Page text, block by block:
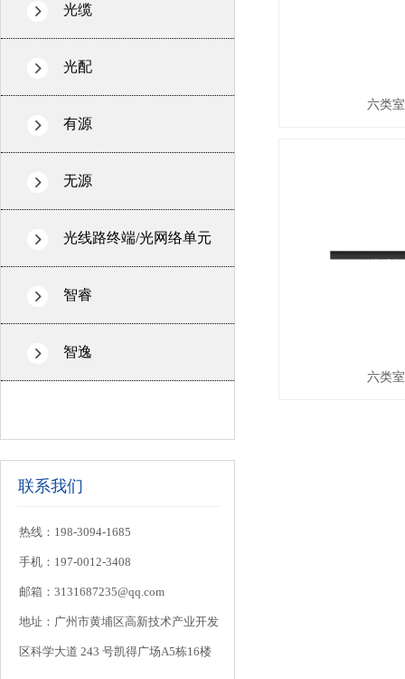
六类
六类
光缆
光配
有源
无源
光线路终端/光网络单元
智睿
智逸
联系我们
热线：198-3094-1685
手机：197-0012-3408
邮箱：3131687235@qq.com
地址：广州市黄埔区高新技术产业开发
区科学大道 243 号凯得广场A5栋16楼